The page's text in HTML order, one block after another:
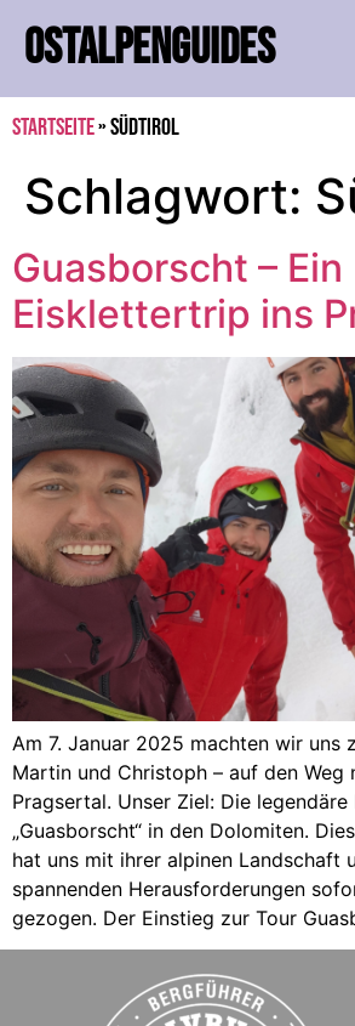
OSTALPENGUIDES
Startseite»Südtirol
Schlagwort:
Guasborscht – Ein
Eisklettertrip ins
Am 7. Januar 2025 machten wir uns
Martin und Christoph – auf den Weg
Pragsertal. Unser Ziel: Die
„Guasborscht“ in den Dolomiten.
hat uns mit ihrer alpinen Landschaft
spannenden Herausforderungen
gezogen. Der Einstieg zur Tour